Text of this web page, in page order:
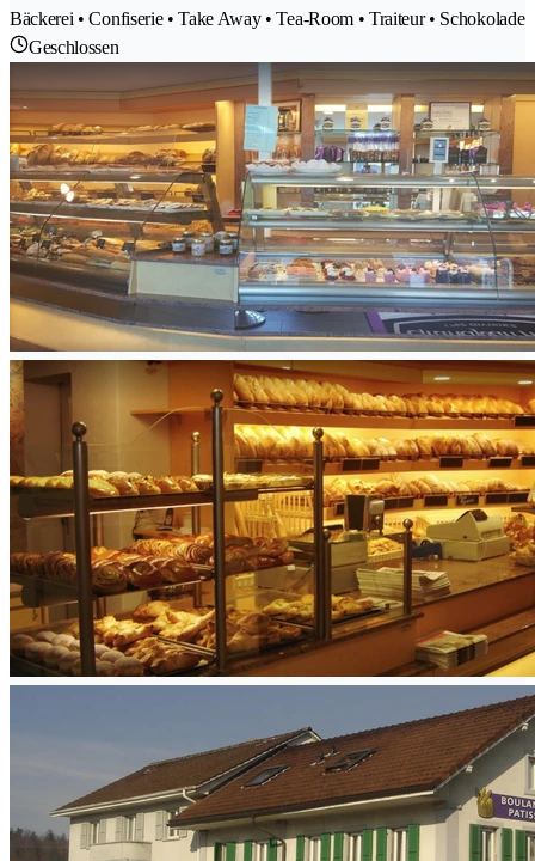
Bäckerei • Confiserie • Take Away • Tea-Room • Traiteur • Schokolade
Geschlossen